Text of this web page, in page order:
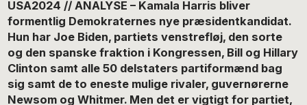
USA2024 // ANALYSE – Kamala Harris bliver
formentlig Demokraternes nye præsidentkandidat.
Hun har Joe Biden, partiets venstrefløj, den sorte
og den spanske fraktion i Kongressen, Bill og Hillary
Clinton samt alle 50 delstaters partiformænd bag
sig samt de to eneste mulige rivaler, guvernørerne
Newsom og Whitmer. Men det er vigtigt for partiet,